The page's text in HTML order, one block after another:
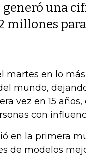
generó una
millones
martes en lo
mundo,
vez en 15
con
en la primera
de modelos